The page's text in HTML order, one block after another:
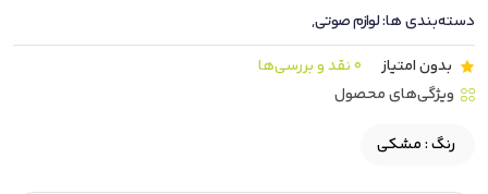
دسته‌بندی ها:لوازم صوتی,
بدون امتیاز
0 نقد و بررسی‌ها
ویژگی‌های محصول
رنگ :مشکی